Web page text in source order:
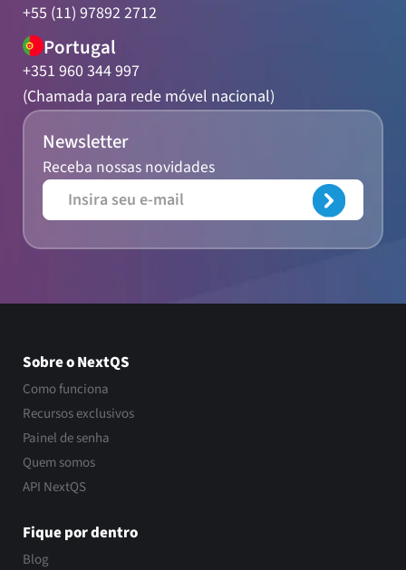
+55 (11) 97892 2712
Portugal
+351 960 344 997
(Chamada para rede móvel nacional)
Newsletter
Receba nossas novidades
Sobre o NextQS
Como funciona
Recursos exclusivos
Painel de senha
Quem somos
API NextQS
Fique por dentro
Blog